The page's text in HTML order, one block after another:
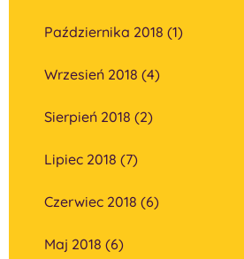
Października 2018 (1)
Wrzesień 2018 (4)
Sierpień 2018 (2)
Lipiec 2018 (7)
Czerwiec 2018 (6)
Maj 2018 (6)